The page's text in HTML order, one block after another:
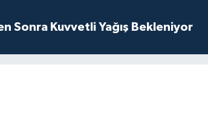
Sonra Kuvvetli Yağış Bekleniyor